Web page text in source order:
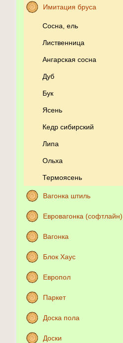
Имитация бруса
Сосна, ель
Лиственница
Ангарская сосна
Дуб
Бук
Ясень
Кедр сибирский
Липа
Ольха
Термоясень
Вагонка штиль
Евровагонка (софтлайн)
Вагонка
Блок Хаус
Европол
Паркет
Доска пола
Доски